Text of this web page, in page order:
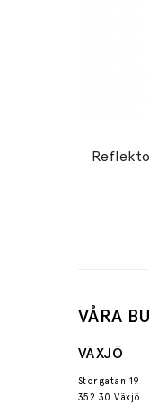
VÅRA
VÄXJÖ
Storgatan 19
352 30 Växjö